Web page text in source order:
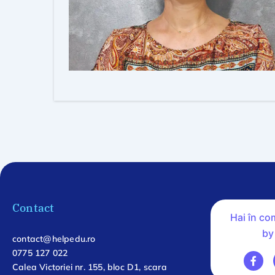
Contact
contact@helpedu.ro
0775 127 022
Calea Victoriei nr. 155, bloc D1, scara
Hai în